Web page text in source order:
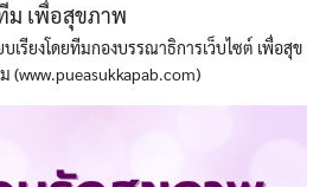
ม เพื่อสุขภาพ
เรียงโดยทีมกองบรรณาธิการเว็บไซต์ เพื่อสุข
(www.pueasukkapab.com)